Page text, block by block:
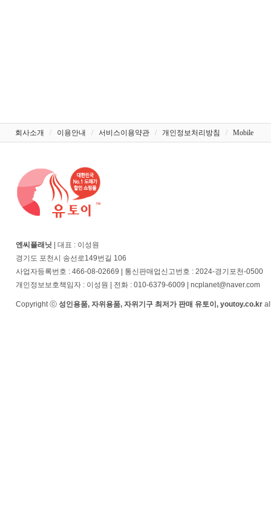
회사소개 / 이용안내 / 서비스이용약관 / 개인정보처리방침 / Mobile
엔씨플래닛 | 대표 : 이성원
경기도 포천시 송선로149번길 106
사업자등록번호 : 466-08-02669 | 통신판매업신고번호 : 2024-경기포천-0500
개인정보보호책임자 : 이성원 | 전화 : 010-6379-6009 | ncplanet@naver.com
Copyright ⓒ 성인용품, 자위용품, 자위기구 최저가 판매 유토이, youtoy.co.kr